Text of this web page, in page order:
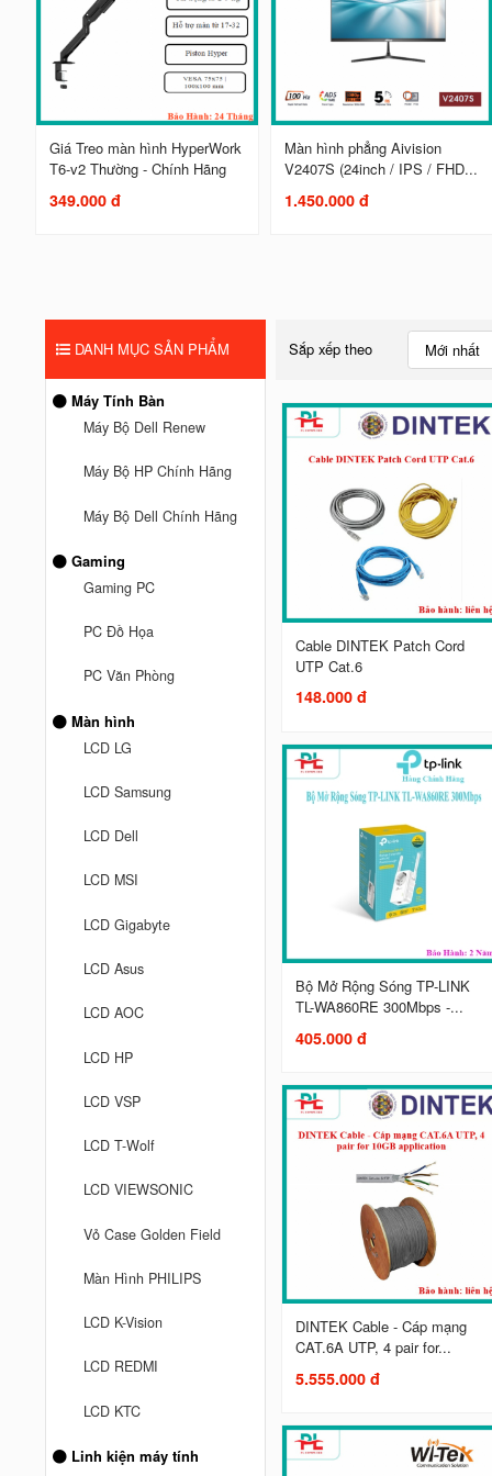
Giá Treo màn hình HyperWork
T6-v2 Thường - Chính Hãng
349.000 đ
Màn hình phẳng Aivision
V2407S (24inch / IPS / FHD...
1.450.000 đ
DANH MỤC SẢN PHẨM
Máy Tính Bàn
Máy Bộ Dell Renew
Máy Bộ HP Chính Hãng
Máy Bộ Dell Chính Hãng
Gaming
Gaming PC
PC Đồ Họa
PC Văn Phòng
Màn hình
LCD LG
LCD Samsung
LCD Dell
LCD MSI
LCD Gigabyte
LCD Asus
LCD AOC
LCD HP
LCD VSP
LCD T-Wolf
LCD VIEWSONIC
Vỏ Case Golden Field
Màn Hình PHILIPS
LCD K-Vision
LCD REDMI
LCD KTC
Linh kiện máy tính
Sắp xếp theo Mới nhất
Cable DINTEK Patch Cord
UTP Cat.6
148.000 đ
Bộ Mở Rộng Sóng TP-LINK
TL-WA860RE 300Mbps -...
405.000 đ
DINTEK Cable - Cáp mạng
CAT.6A UTP, 4 pair for...
5.555.000 đ